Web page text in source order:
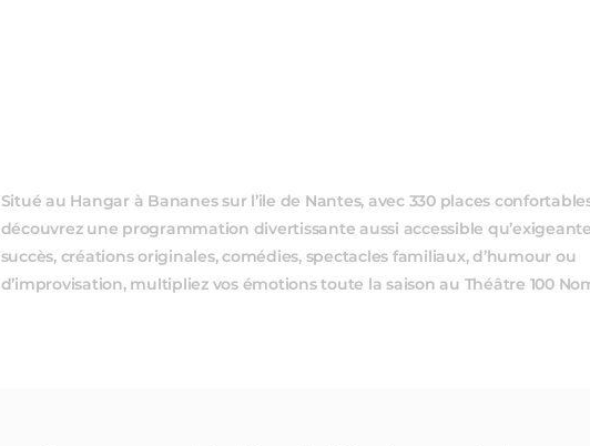
Situé au Hangar à Bananes sur l’ile de Nantes, avec 330 places
découvrez une programmation divertissante aussi accessible
succès, créations originales, comédies, spectacles familiaux, d’humour ou
d’improvisation, multipliez vos émotions toute la saison au Théâtre 100